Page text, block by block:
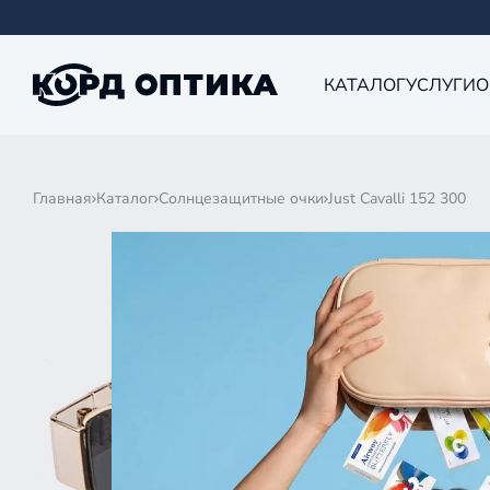
КАТАЛОГУСЛУГИ
Главная Каталог Солнцезащитные очки Just Cavalli 152 300